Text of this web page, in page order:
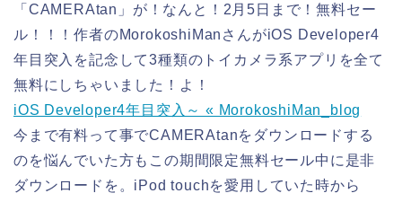
「CAMERAtan」が！なんと！2月5日まで！無料セー
ル！！！作者のMorokoshiManさんがiOS Developer4
年目突入を記念して3種類のトイカメラ系アプリを全て
無料にしちゃいました！よ！
iOS Developer4年目突入～ « MorokoshiMan_blog
今まで有料って事でCAMERAtanをダウンロードする
のを悩んでいた方もこの期間限定無料セール中に是非
ダウンロードを。iPod touchを愛用していた時から